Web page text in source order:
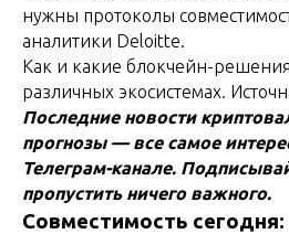
нужны протоколы
аналитики Deloitte.
Как и какие блокчейн-
различных экосистемах.
Последние новости
прогнозы — все самое
Телеграм-канале.
пропустить ничего важного.
Совместимость